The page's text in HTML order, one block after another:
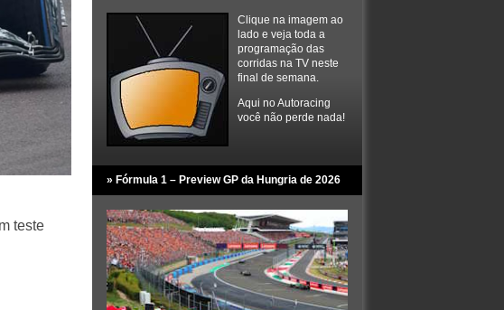
teste
Clique na imagem ao
lado e veja toda a
programação das
corridas na TV neste
final de semana.
Aqui no Autoracing
você não perde nada!
» Fórmula 1 – Preview GP da Hungria de 2026